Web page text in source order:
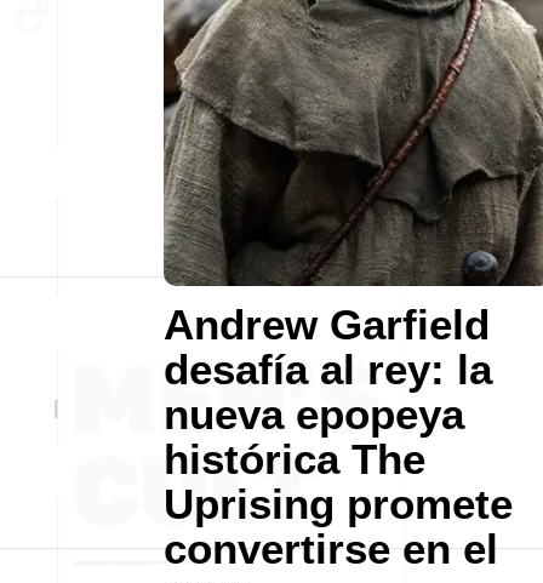
Andrew Garfield
desafía al rey: la
nueva epopeya
histórica The
Uprising promete
convertirse en el